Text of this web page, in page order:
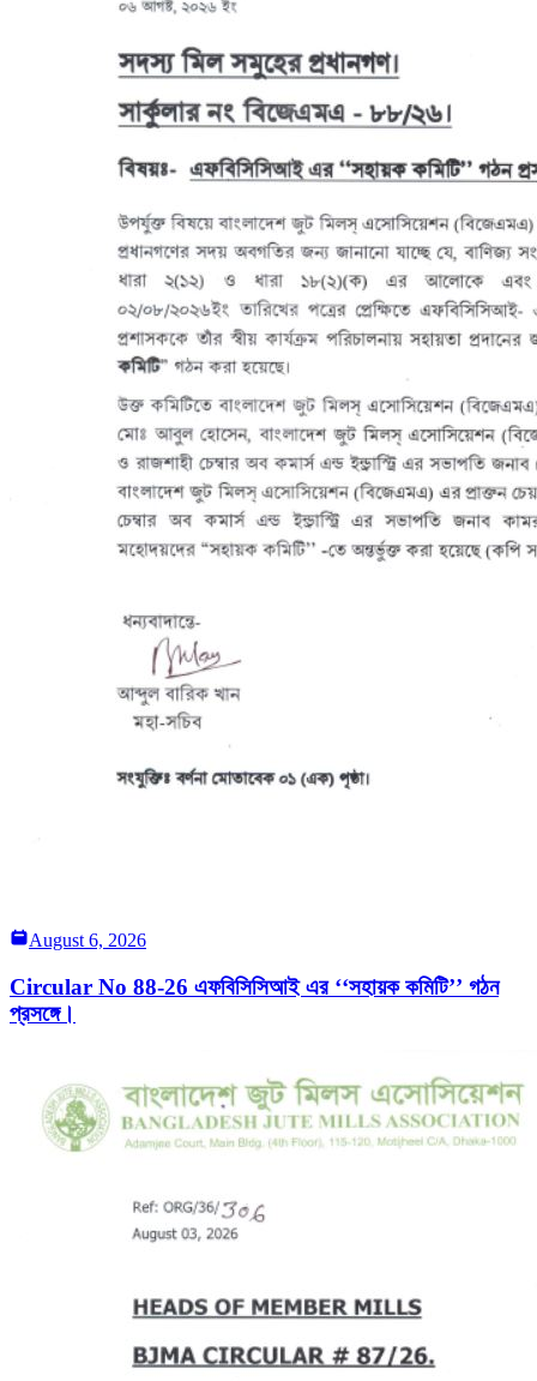
August 6, 2026
Circular No 88-26 এফবিসিসিআই এর ‘‘সহায়ক কমিটি’’ গঠন
প্রসঙ্গে।